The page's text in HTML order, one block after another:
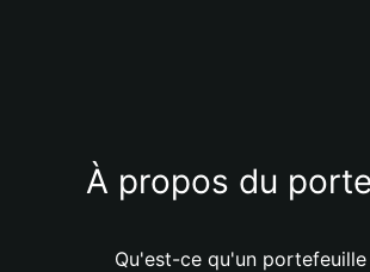
À propos du
Qu'est-ce qu'un portefeuille